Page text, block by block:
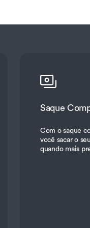
Saque
Com o saque
você sacar o
quando mais